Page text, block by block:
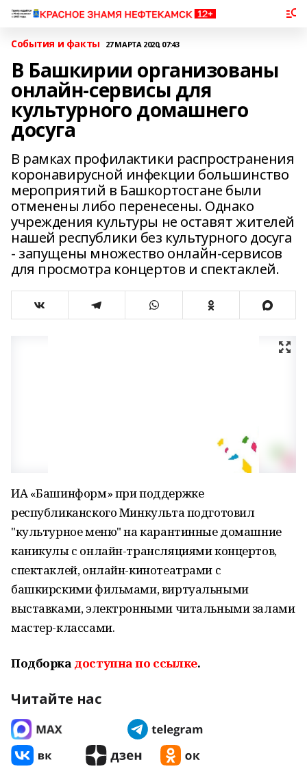
События и факты 27 МАРТА 2020, 07:43
В Башкирии организованы
онлайн-сервисы для
культурного домашнего
досуга
В рамках профилактики распространения
коронавирусной инфекции большинство
мероприятий в Башкортостане были
отменены либо перенесены. Однако
учреждения культуры не оставят жителей
нашей республики без культурного досуга
- запущены множество онлайн-сервисов
для просмотра концертов и спектаклей.
ИА «Башинформ» при поддержке
республиканского Минкульта подготовил
"культурное меню" на карантинные домашние
каникулы с онлайн-трансляциями концертов,
спектаклей, онлайн-кинотеатрами с
башкирскими фильмами, виртуальными
выставками, электронными читальными залами
мастер-классами.
Подборка доступна по ссылке.
Читайте нас